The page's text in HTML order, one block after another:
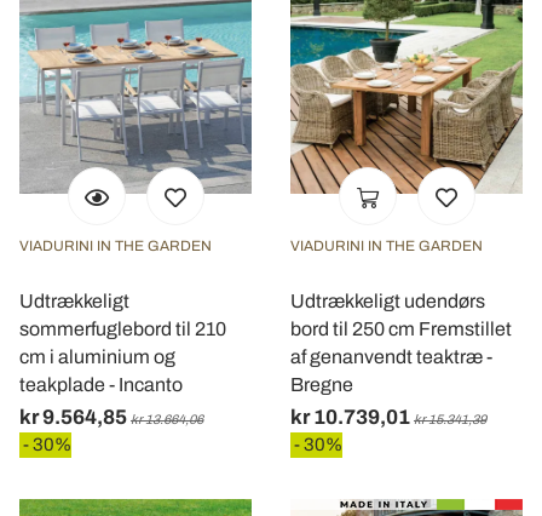
VIADURINI IN THE GARDEN
Udtrækkeligt
sommerfuglebord til 210
cm i aluminium og
teakplade - Incanto
kr 9.564,85 kr 13.664,06
- 30%
VIADURINI IN THE GARDEN
Udtrækkeligt udendørs
bord til 250 cm Fremstillet
af genanvendt teaktræ -
Bregne
kr 10.739,01 kr 15.341,39
- 30%